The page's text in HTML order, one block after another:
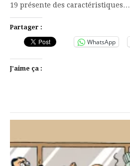
19 présente des caractéristiques…
Partager :
WhatsApp
J’aime ça :